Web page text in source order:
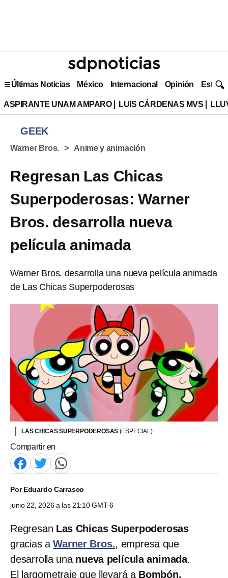
Últimas Noticias México Internacional Opinión Estilo
ASPIRANTE UNAM AMPARO LUIS CÁRDENAS MVS
GEEK
Warner Bros. Anime y animación
Regresan Las Chicas
Superpoderosas: Warner
Bros. desarrolla nueva
película animada
Warner Bros. desarrolla una nueva película animada
de Las Chicas Superpoderosas
LAS CHICAS SUPERPODEROSAS (ESPECIAL)
Compartir en
PorEduardo Carrasco
junio 22, 2026 a las 21:10 GMT-6
Regresan Las Chicas Superpoderosas
gracias aWarner Bros., empresa que
desarrolla una nueva película animada.
El largometraje que llevará a Bombón,